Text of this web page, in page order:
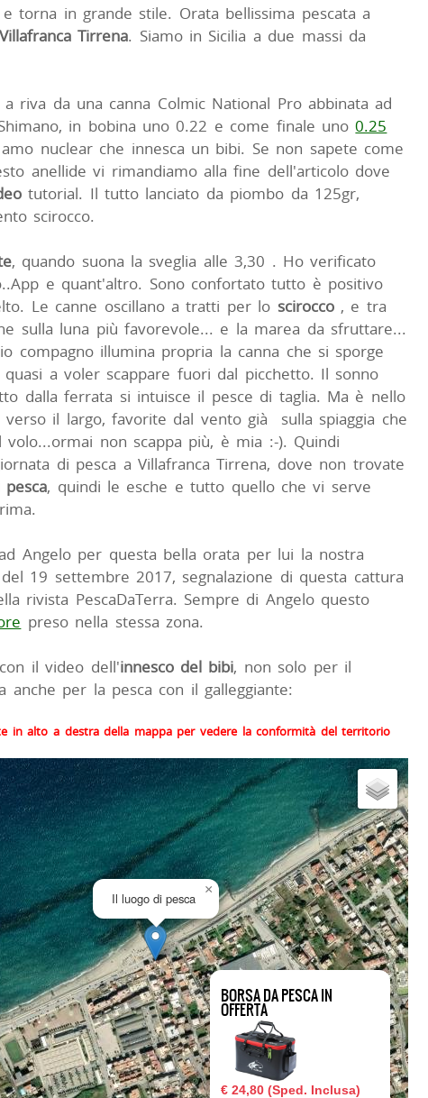
torna in grande stile. Orata bellissima pescata a
Villafranca Tirrena. Siamo in Sicilia a due massi da
riva da una canna Colmic National Pro abbinata ad
in bobina uno 0.22 e come finale uno0.25
nuclear che innesca un bibi. Se non sapete come
anellide vi rimandiamo alla fine dell'articolo dove
tutorial. Il tutto lanciato da piombo da 125gr,
scirocco.
, quando suona la sveglia alle 3,30 . Ho verificato
e quant'altro. Sono confortato tutto è positivo
Le canne oscillano a tratti per lo scirocco, e tra
sulla luna più favorevole... e la marea da sfruttare...
compagno illumina propria la canna che si sporge
a voler scappare fuori dal picchetto. Il sonno
dalla ferrata si intuisce il pesce di taglia. Ma è nello
verso il largo, favorite dal vento già sulla spiaggia che
volo...ormai non scappa più, è mia :-). Quindi
di pesca a Villafranca Tirrena, dove non trovate
, quindi le esche e tutto quello che vi serve
Angelo per questa bella orata per lui la nostra
del 19 settembre 2017, segnalazione di questa cattura
rivista PescaDaTerra. Sempre di Angelo questo
preso nella stessa zona.
il video dell'innesco del bibi, non solo per il
anche per la pesca con il galleggiante:
in alto a destra della mappa per vedere la conformità del territorio
BORSA DA PESCA IN
OFFERTA
€ 24,80 (Sped. Inclusa)
Il luogo di pesca
×